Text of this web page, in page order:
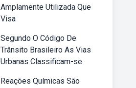
Amplamente Utilizada Que
Visa
Segundo O Código De
Trânsito Brasileiro As Vias
Urbanas Classificam-se
Reações Químicas São